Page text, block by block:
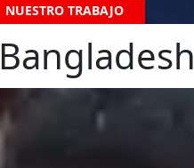
NUESTRO TRABAJO
Bangladesh